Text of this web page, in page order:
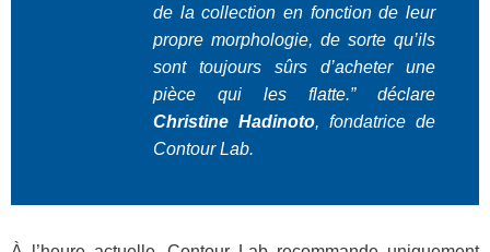
de la collection en fonction de leur
propre morphologie, de sorte qu’ils
sont toujours sûrs d’acheter une
pièce qui les flatte.” déclare
Christine Hadinoto, fondatrice de
Contour Lab.